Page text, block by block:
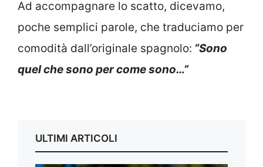
Ad accompagnare lo scatto, dicevamo,
poche semplici parole, che traduciamo per
comodità dall’originale spagnolo: “Sono
quel che sono per come sono…”
ULTIMI ARTICOLI